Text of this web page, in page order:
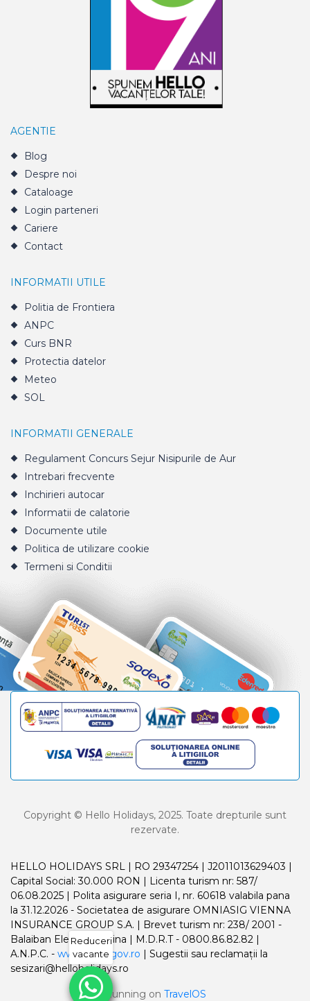
AGENTIE
Blog
Despre noi
Cataloage
Login parteneri
Cariere
Contact
INFORMATII UTILE
Politia de Frontiera
ANPC
Curs BNR
Protectia datelor
Meteo
SOL
INFORMATII GENERALE
Regulament Concurs Sejur Nisipurile de Aur
Intrebari frecvente
Inchirieri autocar
Informatii de calatorie
Documente utile
Politica de utilizare cookie
Termeni si Conditii
Copyright © Hello Holidays, 2025. Toate drepturile sunt
rezervate.
HELLO HOLIDAYS SRL | RO 29347254 | J2011013629403 |
Capital Social: 30.000 RON | Licenta turism nr: 587/
06.08.2025 | Polita asigurare seria I, nr. 60618 valabila pana
la 31.12.2026 - Societatea de asigurare OMNIASIG VIENNA
INSURANCE GROUP S.A. | Brevet turism nr: 238/ 2001 -
Balaiban Elena Madalina | M.D.R.T - 0800.86.82.82 |
A.N.P.C. - www.anpc.gov.ro | Sugestii sau reclamații la
sesizari@helloholidays.ro
Running on TravelOS
Reduceri
vacante